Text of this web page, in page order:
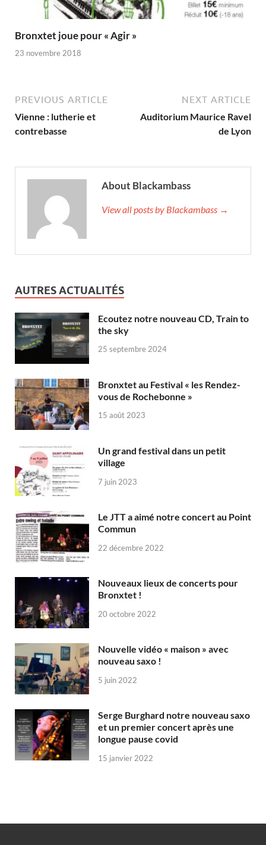
Bronxtet joue pour « Agir »
23 novembre 2018
PREVIOUS ARTICLE
Vienne : lutherie et
contrebasse
NEXT ARTICLE
Auditorium Maurice Ravel
de Lyon
About Blackambass
View all posts by Blackambass →
AUTRES ACTUALITÉS
Ecoutez notre nouveau CD, Train to
the sky
25 septembre 2024
Bronxtet au Festival « les Rendez-
vous de Rochebonne »
15 août 2023
Un grand festival dans un petit
village
7 juin 2023
Le JTT a aimé notre concert au Point
Commun
22 décembre 2022
Nouveaux lieux de concerts pour
Bronxtet !
20 octobre 2022
Nouvelle vidéo « maison » avec
nouveau saxo !
5 juin 2022
Serge Burghard notre nouveau saxo
et un premier concert après une
longue pause covid
15 janvier 2022